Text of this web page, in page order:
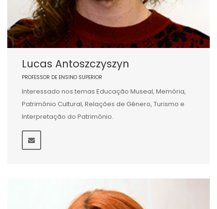
Lucas Antoszczyszyn
PROFESSOR DE ENSINO SUPERIOR
Interessado nos temas Educação Museal, Memória,
Patrimônio Cultural, Relações de Gênero, Turismo e
Interpretação do Patrimônio.